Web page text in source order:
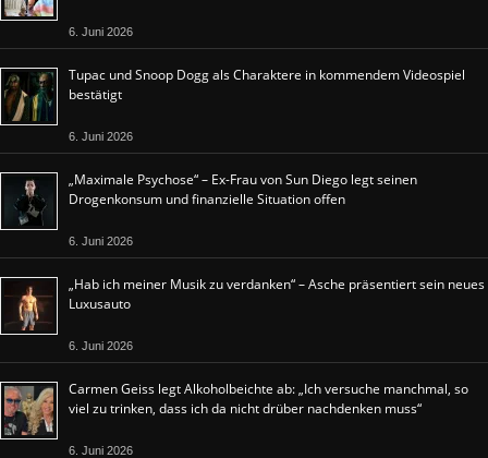
6. Juni 2026
Tupac und Snoop Dogg als Charaktere in kommendem Videospiel
bestätigt
6. Juni 2026
„Maximale Psychose“ – Ex-Frau von Sun Diego legt seinen
Drogenkonsum und finanzielle Situation offen
6. Juni 2026
„Hab ich meiner Musik zu verdanken“ – Asche präsentiert sein neues
Luxusauto
6. Juni 2026
Carmen Geiss legt Alkoholbeichte ab: „Ich versuche manchmal, so
viel zu trinken, dass ich da nicht drüber nachdenken muss“
6. Juni 2026